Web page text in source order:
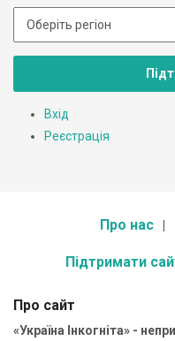
Вхід
Реєстрація
Про нас
Підтримати
Про сайт
«Україна Інкогніта» -